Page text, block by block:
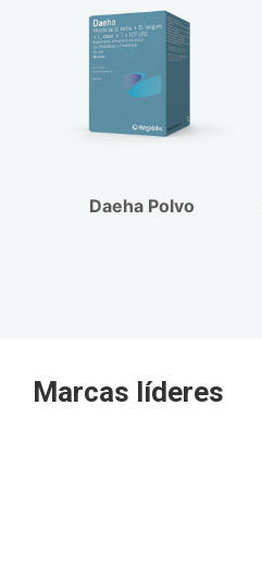
Daeha Polvo
Marcas líderes